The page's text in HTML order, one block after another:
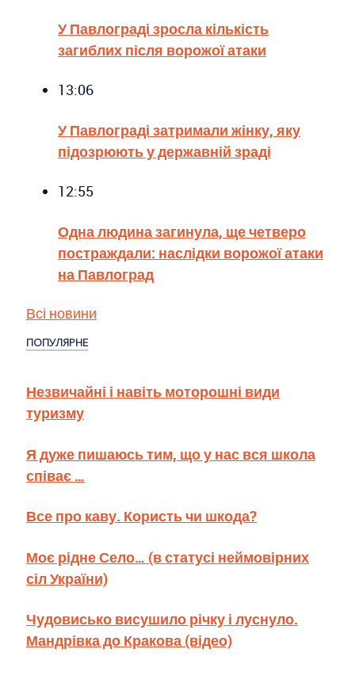
У Павлограді зросла кількість
загиблих після ворожої атаки
13:06
У Павлограді затримали жінку, яку
підозрюють у державній зраді
12:55
Одна людина загинула, ще четверо
постраждали: наслідки ворожої атаки
на Павлоград
Всі новини
ПОПУЛЯРНЕ
Незвичайні і навіть моторошні види
туризму
Я дуже пишаюсь тим, що у нас вся школа
співає …
Все про каву. Користь чи шкода?
Моє рідне Село… (в статусі неймовірних
сіл України)
Чудовисько висушило річку і луснуло.
Мандрівка до Кракова (відео)